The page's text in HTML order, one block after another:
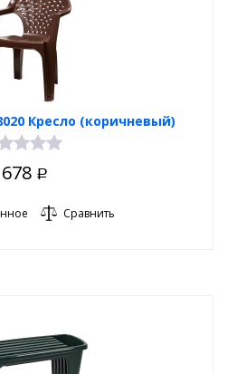
Кресло (коричневый)
678 Р
Сравнить